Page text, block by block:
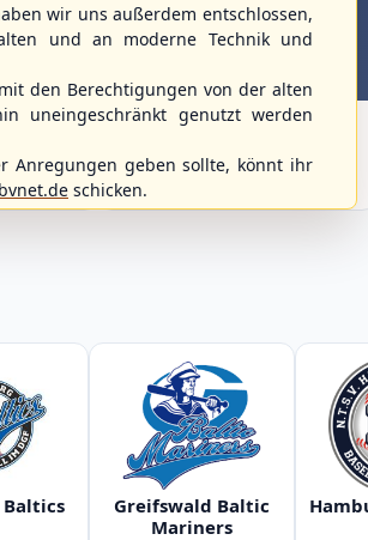
Box-Score
- Group
Spielbetrieb
12:00 Uhr
Braunschweig 89ers
2. Baseball-Bundesliga Nordost
Greifswald Baltic
Mariners
wir uns außerdem entschlossen,
und an moderne Technik und
den Berechtigungen von der alten
uneingeschränkt genutzt werden
Anregungen geben sollte, könnt ihr
schicken.